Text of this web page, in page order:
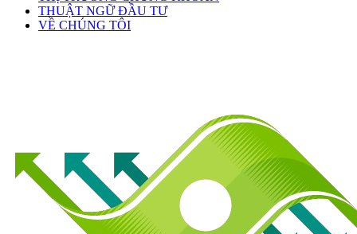
THUẬT NGỮ ĐẦU TƯ
VỀ CHÚNG TÔI